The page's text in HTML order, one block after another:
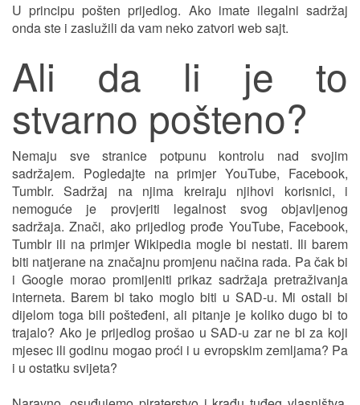
U principu pošten prijedlog. Ako imate ilegalni sadržaj
onda ste i zaslužili da vam neko zatvori web sajt.
Ali da li je to
stvarno pošteno?
Nemaju sve stranice potpunu kontrolu nad svojim
sadržajem. Pogledajte na primjer YouTube, Facebook,
Tumblr. Sadržaj na njima kreiraju njihovi korisnici, i
nemoguće je provjeriti legalnost svog objavljenog
sadržaja. Znači, ako prijedlog prođe YouTube, Facebook,
Tumblr ili na primjer Wikipedia mogle bi nestati. Ili barem
biti natjerane na značajnu promjenu načina rada. Pa čak bi
i Google morao promijeniti prikaz sadržaja pretraživanja
interneta. Barem bi tako moglo biti u SAD-u. Mi ostali bi
dijelom toga bili pošteđeni, ali pitanje je koliko dugo bi to
trajalo? Ako je prijedlog prošao u SAD-u zar ne bi za koji
mjesec ili godinu mogao proći i u evropskim zemljama? Pa
i u ostatku svijeta?